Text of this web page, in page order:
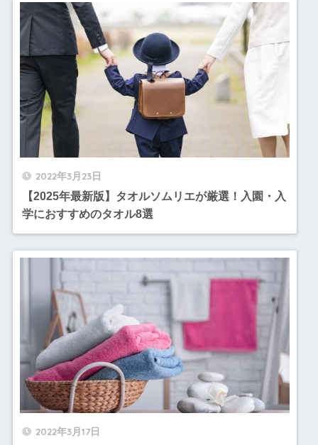
2022年3月23日
【2025年最新版】タオルソムリエが厳選！入園・入
学におすすめのタオル8選
2022年3月17日